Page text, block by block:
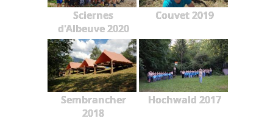
Sciernes
d'Albeuve 2020
Couvet 2019
Sembrancher
2018
Hochwald 2017